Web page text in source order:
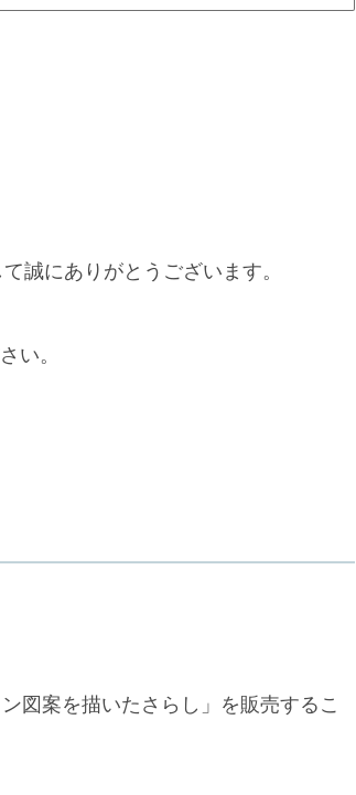
誠にありがとうございます。
い。
図案を描いたさらし」を販売するこ